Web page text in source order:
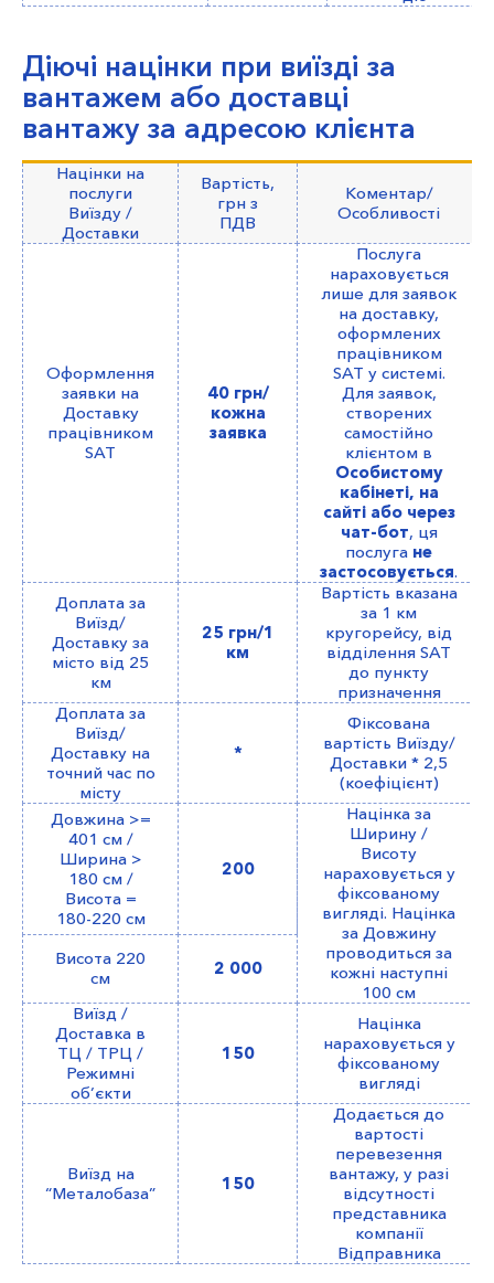
Діючі націнки при виїзді за
вантажем або доставці
вантажу за адресою клієнта
Націнки на
послуги
Виїзду /
Доставки
Вартість,
грн з
ПДВ
Коментар/
Особливості
Оформлення
заявки на
Доставку
працівником
SAT
40 грн/
кожна
заявка
Послуга
нараховується
лише для заявок
на доставку,
оформлених
працівником
SAT у системі.
Для заявок,
створених
самостійно
клієнтом в
Особистому
кабінеті, на
сайті або через
чат-бот, ця
послуга не
застосовується.
Доплата за
Виїзд/
Доставку за
місто від 25
км
25 грн/1
км
Вартість вказана
за 1 км
кругорейсу, від
відділення SAT
до пункту
призначення
Доплата за
Виїзд/
Доставку на
точний час по
місту
*
Фіксована
вартість Виїзду/
Доставки * 2,5
(коефіцієнт)
Довжина >=
401 см /
Ширина >
180 см /
Висота =
180-220 см
200
Націнка за
Ширину /
Висоту
нараховується у
фіксованому
вигляді. Націнка
за Довжину
проводиться за
кожні наступні
100 см
Висота 220
см
2 000
Виїзд /
Доставка в
ТЦ / ТРЦ /
Режимні
об’єкти
150
Націнка
нараховується у
фіксованому
вигляді
Виїзд на
“Металобаза”
150
Додається до
вартості
перевезення
вантажу, у разі
відсутності
представника
компанії
Відправника